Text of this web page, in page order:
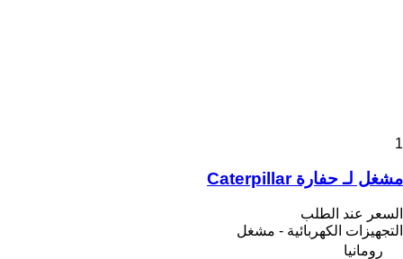
1
مشغل لـ حفارة Caterpillar
السعر عند الطلب
التجهيزات الكهربائية - مشغل
رومانيا